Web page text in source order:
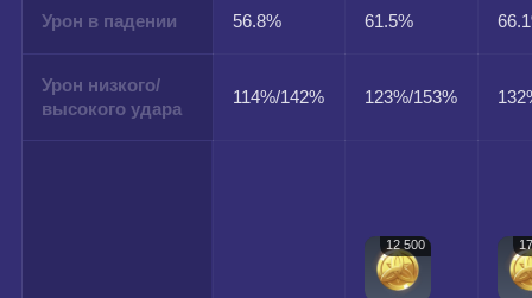
Урон в падении 56.8% 61.5%
Урон низкого/
высокого удара
114%/142% 123%/153%
12 500